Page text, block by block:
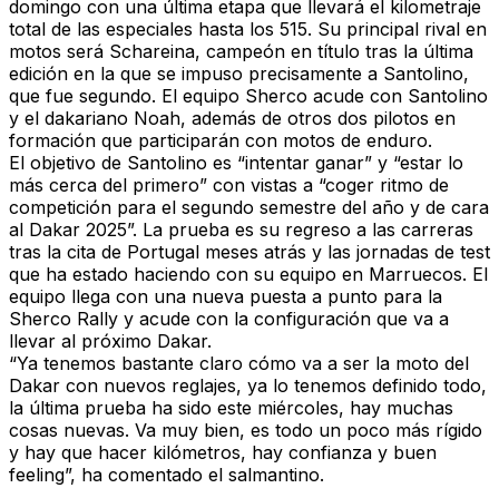
domingo con una última etapa que llevará el kilometraje
total de las especiales hasta los 515. Su principal rival en
motos será Schareina, campeón en título tras la última
edición en la que se impuso precisamente a Santolino,
que fue segundo. El equipo Sherco acude con Santolino
y el dakariano Noah, además de otros dos pilotos en
formación que participarán con motos de enduro.
El objetivo de Santolino es “intentar ganar” y “estar lo
más cerca del primero” con vistas a “coger ritmo de
competición para el segundo semestre del año y de cara
al Dakar 2025”. La prueba es su regreso a las carreras
tras la cita de Portugal meses atrás y las jornadas de test
que ha estado haciendo con su equipo en Marruecos. El
equipo llega con una nueva puesta a punto para la
Sherco Rally y acude con la configuración que va a
llevar al próximo Dakar.
“Ya tenemos bastante claro cómo va a ser la moto del
Dakar con nuevos reglajes, ya lo tenemos definido todo,
la última prueba ha sido este miércoles, hay muchas
cosas nuevas. Va muy bien, es todo un poco más rígido
y hay que hacer kilómetros, hay confianza y buen
feeling”, ha comentado el salmantino.